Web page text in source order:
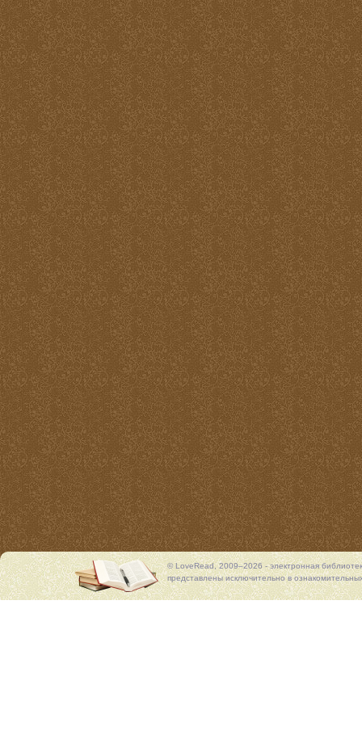
© LoveRead, 2009–2026 - электронная
представлены исключительно в